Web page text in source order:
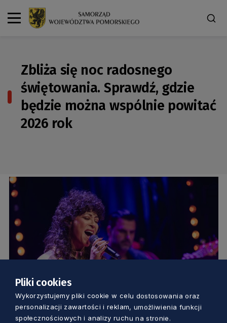
Zbliża się noc radosnego
świętowania. Sprawdź, gdzie
będzie można wspólnie powitać
2026 rok
KULTURA
Pliki cookies
Wykorzystujemy pliki cookie w celu dostosowania oraz
personalizacji zawartości i reklam, umożliwienia funkcji
społecznościowych i analizy ruchu na stronie.